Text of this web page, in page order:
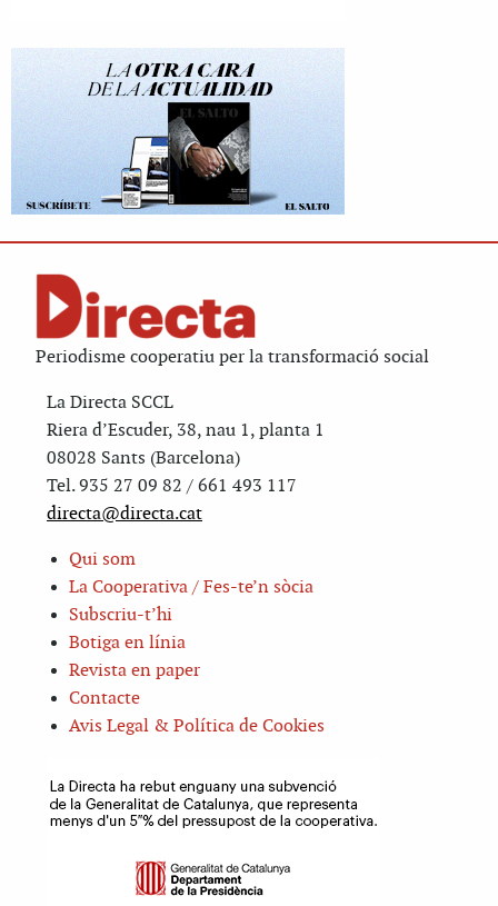
Periodisme cooperatiu per la transformació social
La Directa SCCL
Riera d’Escuder, 38, nau 1, planta 1
08028 Sants (Barcelona)
Tel. 935 27 09 82 / 661 493 117
directa@directa.cat
Qui som
La Cooperativa / Fes-te’n sòcia
Subscriu-t’hi
Botiga en línia
Revista en paper
Contacte
Avis Legal & Política de Cookies